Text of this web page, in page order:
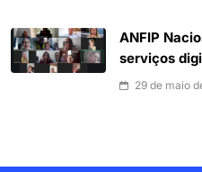
ANFIP
serviços
29 de maio